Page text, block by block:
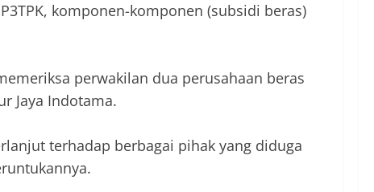
komponen-komponen (subsidi beras)
perwakilan dua perusahaan beras
Jaya Indotama.
terhadap berbagai pihak yang diduga